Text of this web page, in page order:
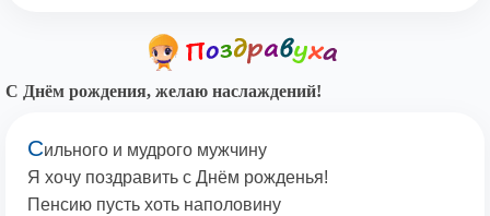
С Днём рождения, желаю наслаждений!
Сильного и мудрого мужчину
Я хочу поздравить с Днём рожденья!
Пенсию пусть хоть наполовину